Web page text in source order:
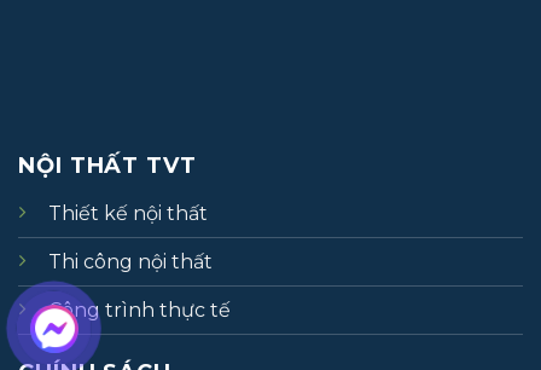
NỘI THẤT TVT
Thiết kế nội thất
Thi công nội thất
Công trình thực tế